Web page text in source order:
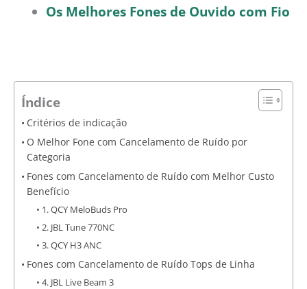
Os Melhores Fones de Ouvido com Fio
Índice
Critérios de indicação
O Melhor Fone com Cancelamento de Ruído por
Categoria
Fones com Cancelamento de Ruído com Melhor Custo
Benefício
1. QCY MeloBuds Pro
2. JBL Tune 770NC
3. QCY H3 ANC
Fones com Cancelamento de Ruído Tops de Linha
4. JBL Live Beam 3